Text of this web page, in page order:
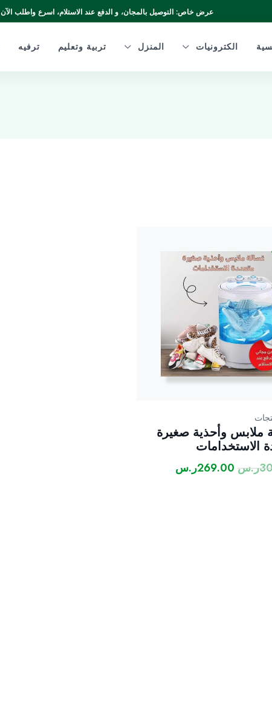
عرض خاص: التوصيل بالمجان، و الدفع عند الاستلام، اسرع واطلب الآن
الكترونيات المنزل تربية وتعليم ترفيه
ملابس وأحذية صغيرة
الاستخدامات
ر.س السعر
269.00ر.سالسعر